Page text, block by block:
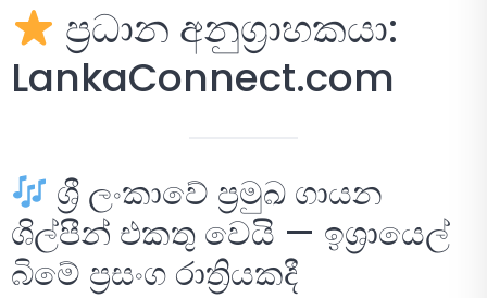
ප්‍රධාන අනුග්‍රාහකයා:
LankaConnect.com
ශ්‍රී ලංකාවේ ප්‍රමුඛ ගායන
ශිල්පීන් එකතු වෙයි — ඉශ්‍රායෙල්
බිමේ ප්‍රසංග රාත්‍රියකදී